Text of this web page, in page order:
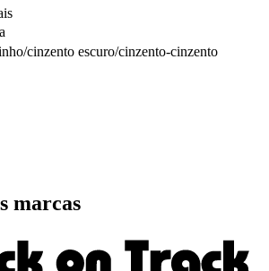
cinzento escuro/cinzento-cinzento
marcas